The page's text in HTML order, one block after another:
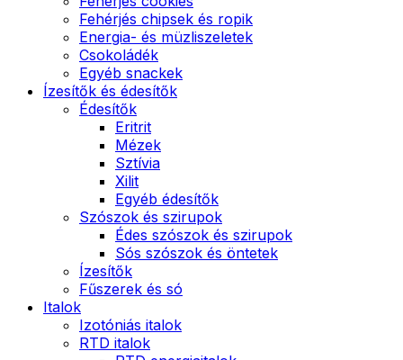
Fehérjés chipsek és ropik
Energia- és müzliszeletek
Csokoládék
Egyéb snackek
Ízesítők és édesítők
Édesítők
Eritrit
Mézek
Sztívia
Xilit
Egyéb édesítők
Szószok és szirupok
Édes szószok és szirupok
Sós szószok és öntetek
Ízesítők
Fűszerek és só
Italok
Izotóniás italok
RTD italok